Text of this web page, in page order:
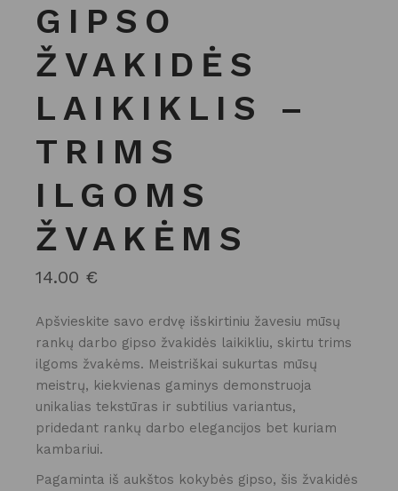
GIPSO
ŽVAKIDĖS
LAIKIKLIS –
TRIMS
ILGOMS
ŽVAKĖMS
14.00 €
Apšvieskite savo erdvę išskirtiniu žavesiu mūsų
rankų darbo gipso žvakidės laikikliu, skirtu trims
ilgoms žvakėms. Meistriškai sukurtas mūsų
meistrų, kiekvienas gaminys demonstruoja
unikalias tekstūras ir subtilius variantus,
pridedant rankų darbo elegancijos bet kuriam
kambariui.
Pagaminta iš aukštos kokybės gipso, šis žvakidės